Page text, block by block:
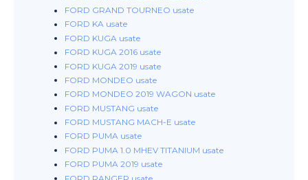
FORD GRAND TOURNEO usate
FORD KA usate
FORD KUGA usate
FORD KUGA 2016 usate
FORD KUGA 2019 usate
FORD MONDEO usate
FORD MONDEO 2019 WAGON usate
FORD MUSTANG usate
FORD MUSTANG MACH-E usate
FORD PUMA usate
FORD PUMA 1.0 MHEV TITANIUM usate
FORD PUMA 2019 usate